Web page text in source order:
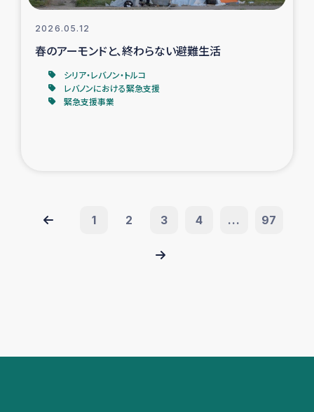
2026.05.12
春のアーモンドと、終わらない避難生活
シリア・レバノン・トルコ
レバノンにおける緊急支援
緊急支援事業
1 2 3 4 ... 97